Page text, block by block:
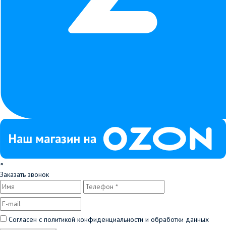
×
Заказать звонок
Согласен с политикой конфиденциальности и обработки данных